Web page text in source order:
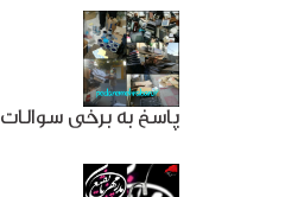
پاسخ به برخی سوالات